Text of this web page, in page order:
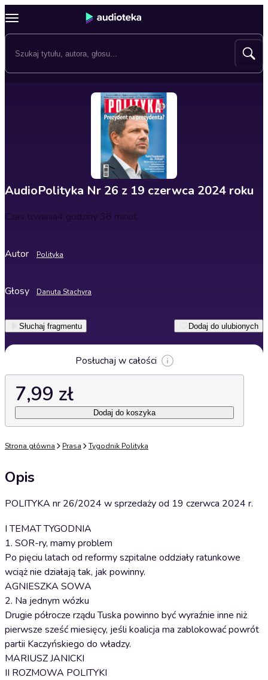
AudioPolityka Nr 26 z 19 czerwca 2024 roku
Czas trwania4 godziny 38 minut
Autor Polityka
Głosy Danuta Stachyra
Słuchaj fragmentu Dodaj do ulubionych
Posłuchaj w całości
7,99 zł
Dodaj do koszyka
Strona główna Prasa Tygodnik Polityka
Opis
POLITYKA nr 26/2024 w sprzedaży od 19 czerwca 2024 r.
I TEMAT TYGODNIA
1. SOR-ry, mamy problem
Po pięciu latach od reformy szpitalne oddziały ratunkowe
wciąż nie działają tak, jak powinny.
AGNIESZKA SOWA
2. Na jednym wózku
Drugie półrocze rządu Tuska powinno być wyraźnie inne niż
pierwsze sześć miesięcy, jeśli koalicja ma zablokować powrót
partii Kaczyńskiego do władzy.
MARIUSZ JANICKI
II ROZMOWA POLITYKI